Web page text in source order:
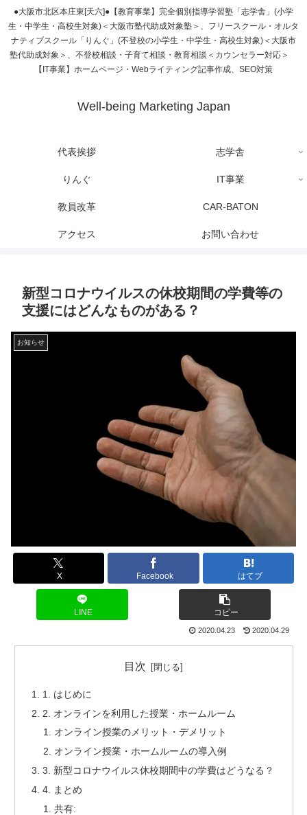
●大阪市北区本庄東[天六]●【教育事業】完全個別指導学習塾「志学舎」(小学
生・中学生・高校生対象)＜大阪市塾代助成対象塾＞、フリースクール・オルタ
ナティブスクール「りんぐ」(不登校の小学生・中学生・高校生対象)＜大阪市
塾代助成対象＞、不登校相談・子育て相談・教育相談＜カウンセラー対応＞
【IT事業】ホームページ・Webライティング記事作成、SEO対策
Well-being Marketing Japan
代表挨拶 志学舎
りんぐ IT事業
教員改革 CAR-BATON
アクセス お問い合わせ
新型コロナウイルスの休校期間の学費等の
支援にはどんなものがある？
お知らせ
X Facebook はてブ
LINE コピー
2020.04.23 2020.04.29
目次
1. はじめに
2. オンラインを利用した授業・ホームルーム
オンライン授業のメリット・デメリット
オンライン授業・ホームルームの導入例
3. 新型コロナウイルス休校期間中の学費はどうなる？
4. まとめ
共有: